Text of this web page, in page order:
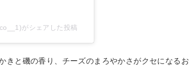
がシェアした投稿
きと磯の香り、チーズのまろやかさがクセになるお